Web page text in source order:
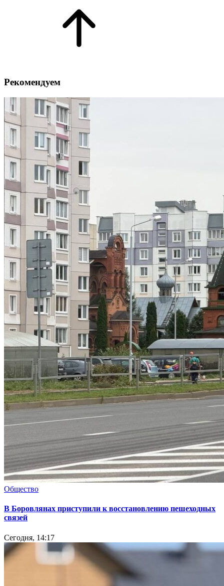
Рекомендуем
Общество
В Боровлянах приступили к восстановлению пешеходных
связей
Сегодня, 14:17